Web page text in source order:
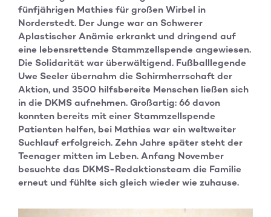
fünfjährigen Mathies für großen Wirbel in
Norderstedt. Der Junge war an Schwerer
Aplastischer Anämie erkrankt und dringend auf
eine lebensrettende Stammzellspende angewiesen.
Die Solidarität war überwältigend. Fußballlegende
Uwe Seeler übernahm die Schirmherrschaft der
Aktion, und 3500 hilfsbereite Menschen ließen sich
in die DKMS aufnehmen. Großartig: 66 davon
konnten bereits mit einer Stammzellspende
Patienten helfen, bei Mathies war ein weltweiter
Suchlauf erfolgreich. Zehn Jahre später steht der
Teenager mitten im Leben. Anfang November
besuchte das DKMS-Redaktionsteam die Familie
erneut und fühlte sich gleich wieder wie zuhause.